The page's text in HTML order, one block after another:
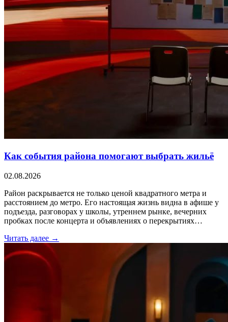
Как события района помогают выбрать жильё
02.08.2026
Район раскрывается не только ценой квадратного метра и
расстоянием до метро. Его настоящая жизнь видна в афише у
подъезда, разговорах у школы, утреннем рынке, вечерних
пробках после концерта и объявлениях о перекрытиях…
Читать далее →